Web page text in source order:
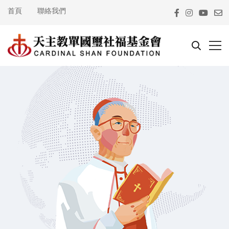
首頁 聯絡我們